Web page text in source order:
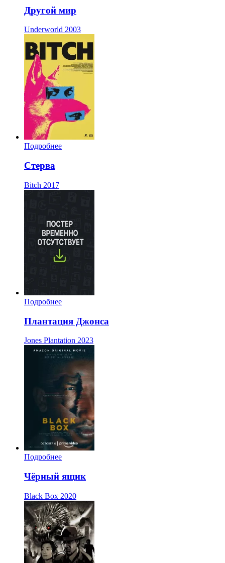
Другой мир
Underworld 2003
Подробнее
Стерва
Bitch 2017
Подробнее
Плантация Джонса
Jones Plantation 2023
Подробнее
Чёрный ящик
Black Box 2020